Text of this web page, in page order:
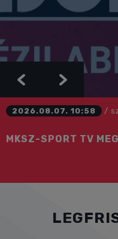
PreviousNext
2026.08.07. 10:58 /
MKSZ-SPORT TV